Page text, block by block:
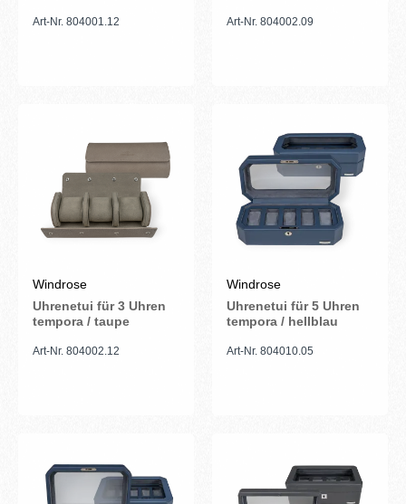
Art-Nr. 804001.12 Art-Nr. 804002.09
Windrose
Uhrenetui für 3 Uhren
tempora / taupe
Art-Nr. 804002.12
Windrose
Uhrenetui für 5 Uhren
tempora / hellblau
Art-Nr. 804010.05